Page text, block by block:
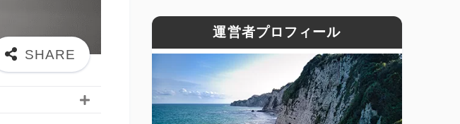
運営者プロフィール